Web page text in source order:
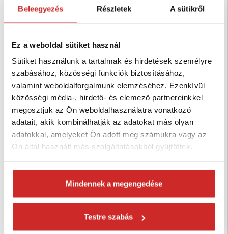
Beleegyezés Részletek A sütikről
Ez a weboldal sütiket használ
Sütiket használunk a tartalmak és hirdetések személyre
szabásához, közösségi funkciók biztosításához,
valamint weboldalforgalmunk elemzéséhez. Ezenkívül
közösségi média-, hirdető- és elemező partnereinkkel
megosztjuk az Ön weboldalhasználatra vonatkozó
adatait, akik kombinálhatják az adatokat más olyan
adatokkal, amelyeket Ön adott meg számukra vagy az
Ön által használt más szolgáltatásokból gyűjtöttek.
Mindennek a megengedése
Testre szabás
Kosárba
Méret (axb mm): 55x10 mm
Hosszúság (mm): 55 mm
SVX hardware Forgó karabiner
Méret (axb mm): 80x20 mm
Hosszúság (mm): 80 mm
Raktáron 1340 db